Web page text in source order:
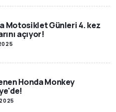
Motosiklet Günleri 4. kez
açıyor!
Honda Monkey